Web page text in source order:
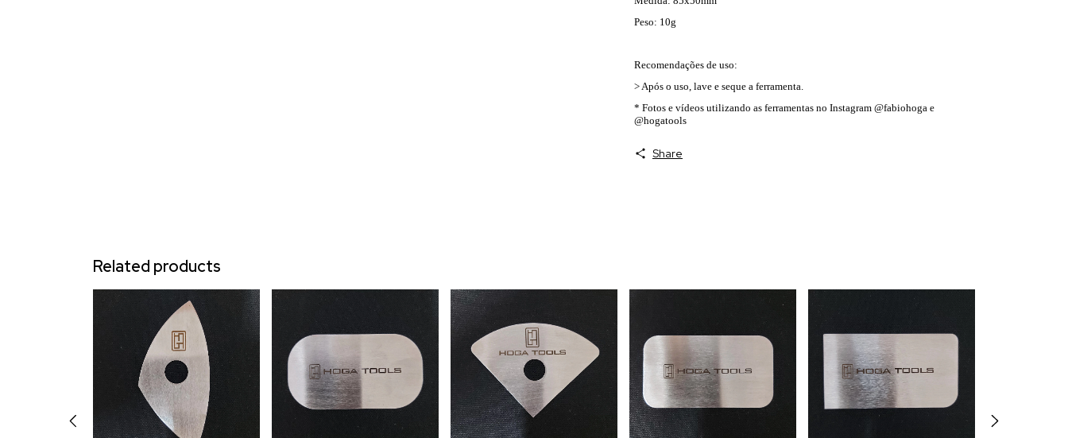
Peso: 10g
Recomendações de uso:
> Após o uso, lave e seque a ferramenta.
* Fotos e vídeos utilizando as ferramentas no Instagram @fabiohoga e
@hogatools
Share
Related products